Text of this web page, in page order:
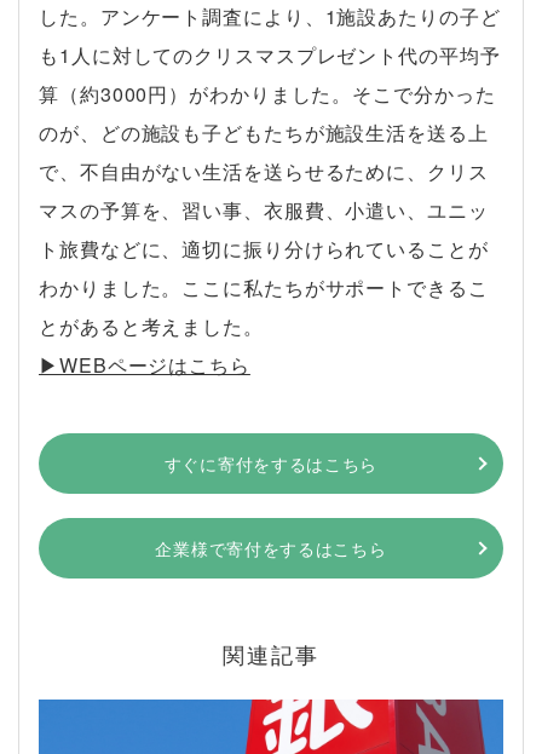
した。アンケート調査により、1施設あたりの子ど
も1人に対してのクリスマスプレゼント代の平均予
算（約3000円）がわかりました。そこで分かった
のが、どの施設も子どもたちが施設生活を送る上
で、不自由がない生活を送らせるために、クリス
マスの予算を、習い事、衣服費、小遣い、ユニッ
ト旅費などに、適切に振り分けられていることが
わかりました。ここに私たちがサポートできるこ
とがあると考えました。
▶︎WEBページはこちら
すぐに寄付をするはこちら
企業様で寄付をするはこちら
関連記事